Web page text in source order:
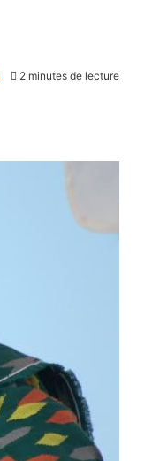
2 minutes de lecture